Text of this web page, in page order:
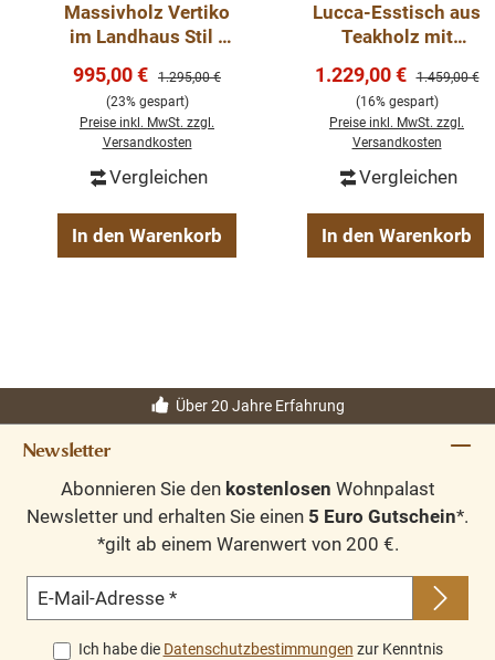
Massivholz Vertiko
im Landhaus Stil -
Kommode
Verkaufspreis:
995,00 € Regulärer Preis:
1.295,00 €
(23% gespart)
Preise inkl. MwSt. zzgl.
Versandkosten
Vergleichen
In den Warenkorb
Lucca-Esstisch aus
Teakholz mit
260 cm
Verkaufspreis:
1.229,00 € Regulärer
1.459,00 €
(16% gespart)
Preise inkl. MwSt. zzgl.
Versandkosten
Vergleichen
In den Warenkorb
Über 20 Jahre Erfahrung
Newsletter
Abonnieren Sie den kostenlosen Wohnpalast
Newsletter und erhalten Sie einen 5 Euro Gutschein*.
*gilt ab einem Warenwert von 200 €.
E-Mail-Adresse *
Ich habe die Datenschutzbestimmungen zur Kenntnis